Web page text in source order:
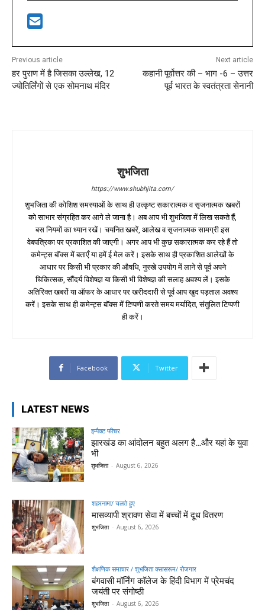
Previous article
हर पुराण में है जिसका उल्लेख, 12
ज्योतिर्लिंगों से एक सोमनाथ मंदिर
Next article
कहानी पूर्वोत्तर की – भाग -6 – उत्तर
पूर्व भारत के स्वतंत्रता सेनानी
शुभजिता
https://www.shubhjita.com/
शुभजिता की कोशिश समस्याओं के साथ ही उत्कृष्ट सकारात्मक व सृजनात्मक खबरों
को साभार संग्रहित कर आगे ले जाना है। अब आप भी शुभजिता में लिख सकते हैं,
बस नियमों का ध्यान रखें। चयनित खबरें, आलेख व सृजनात्मक सामग्री इस
वेबपत्रिका पर प्रकाशित की जाएगी। अगर आप भी कुछ सकारात्मक कर रहे हैं तो
कमेन्ट्स बॉक्स में बताएँ या हमें ई मेल करें। इसके साथ ही प्रकाशित आलेखों के
आधार पर किसी भी प्रकार की औषधि, नुस्खे उपयोग में लाने से पूर्व अपने
चिकित्सक, सौंदर्य विशेषज्ञ या किसी भी विशेषज्ञ की सलाह अवश्य लें। इसके
अतिरिक्त खबरों या ऑफर के आधार पर खरीददारी से पूर्व आप खुद पड़ताल अवश्य
करें। इसके साथ ही कमेन्ट्स बॉक्स में टिप्पणी करते समय मर्यादित, संतुलित टिप्पणी
ही करें।
Facebook Twitter
LATEST NEWS
इम्पैक्ट फीचर
झारखंड का आंदोलन बहुत अलग है…और यहां के युवा
भी
शुभजिता - August 6, 2026
शहरनामा/ चलते हुए
मासव्यापी श्रावण सेवा में बच्चों में दूध वितरण
शुभजिता - August 6, 2026
शैक्षणिक समाचार / शुभजिता क्सासरूम/ रोजगार
बंगवासी मॉर्निंग कॉलेज के हिंदी विभाग में प्रेमचंद
जयंती पर संगोष्ठी
शुभजिता - August 6, 2026